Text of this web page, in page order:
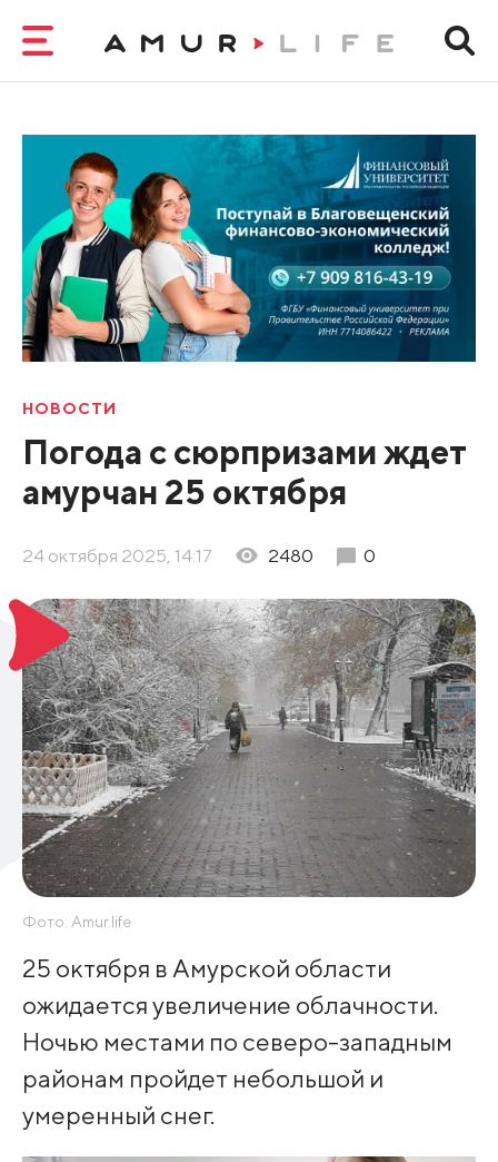
НОВОСТИ
Погода с сюрпризами ждет
амурчан 25 октября
24 октября 2025, 14:17 2480 0
Фото: Amur.life
25 октября в Амурской области
ожидается увеличение облачности.
Ночью местами по северо-западным
районам пройдет небольшой и
умеренный снег.